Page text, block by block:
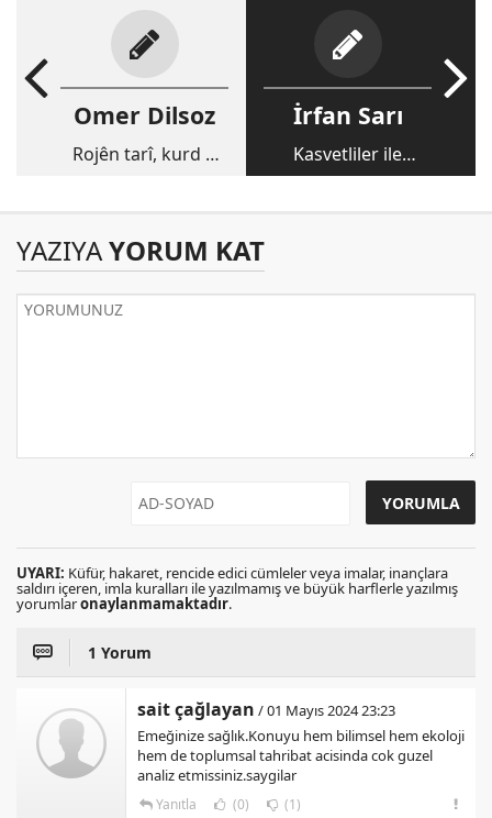
Omer Dilsoz
Rojên tarî, kurd û
İrfan Sarı
Kasvetliler ile
mutlular
YAZIYAYORUM KAT
UYARI: Küfür, hakaret, rencide edici cümleler veya imalar, inançlara
saldırı içeren, imla kuralları ile yazılmamış ve büyük harflerle yazılmış
yorumlaronaylanmamaktadır.
1 Yorum
sait çağlayan / 01 Mayıs 2024 23:23
Emeğinize sağlık.Konuyu hem bilimsel hem ekoloji
hem de toplumsal tahribat acisinda cok guzel
analiz etmissiniz.saygilar
Yanıtla (0) (1)